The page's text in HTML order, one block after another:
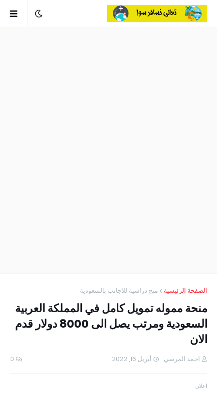
الصفحة الرئيسية منح دراسية للاجانب بالسعودية
منحة مموله تمويل كامل في المملكة العربية
السعودية ومرتب يصل الى 8000 دولار قدم
الان
احمد المرسي أبريل 16, 2022 0
اعلان